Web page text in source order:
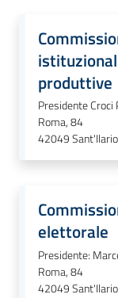
produttive
Presidente Croci
Roma, 84
42049
elettorale
Presidente:
Roma, 84
42049